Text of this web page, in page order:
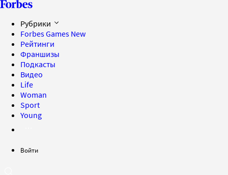
Рубрики
Forbes Games New
Рейтинги
Франшизы
Подкасты
Видео
Life
Woman
Sport
Young
Войти